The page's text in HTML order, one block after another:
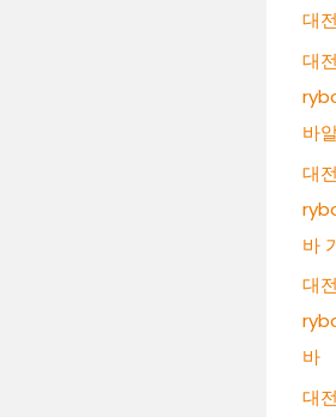
대
대
바
대
바
대
바
대